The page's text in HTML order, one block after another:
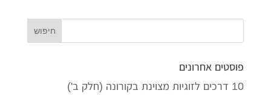
פוסטים אחרונים
10 דרכים לזוגיות מצוינת בקורונה (חלק ב')